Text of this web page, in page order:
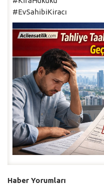
#EvSahibiKiracı
Haber Yorumları